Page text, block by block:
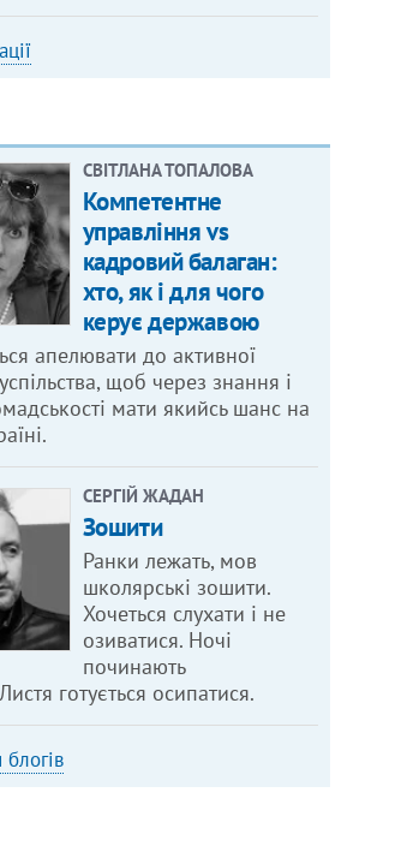
СВІТЛАНА ТОПАЛОВА
Компетентне
управління vs
кадровий балаган:
хто, як і для чого
керує державою
апелювати до активної
щоб через знання і
мати якийсь шанс на
СЕРГІЙ ЖАДАН
Зошити
Ранки лежать, мов
школярські зошити.
Хочеться слухати і не
озиватися. Ночі
починають
готується осипатися.